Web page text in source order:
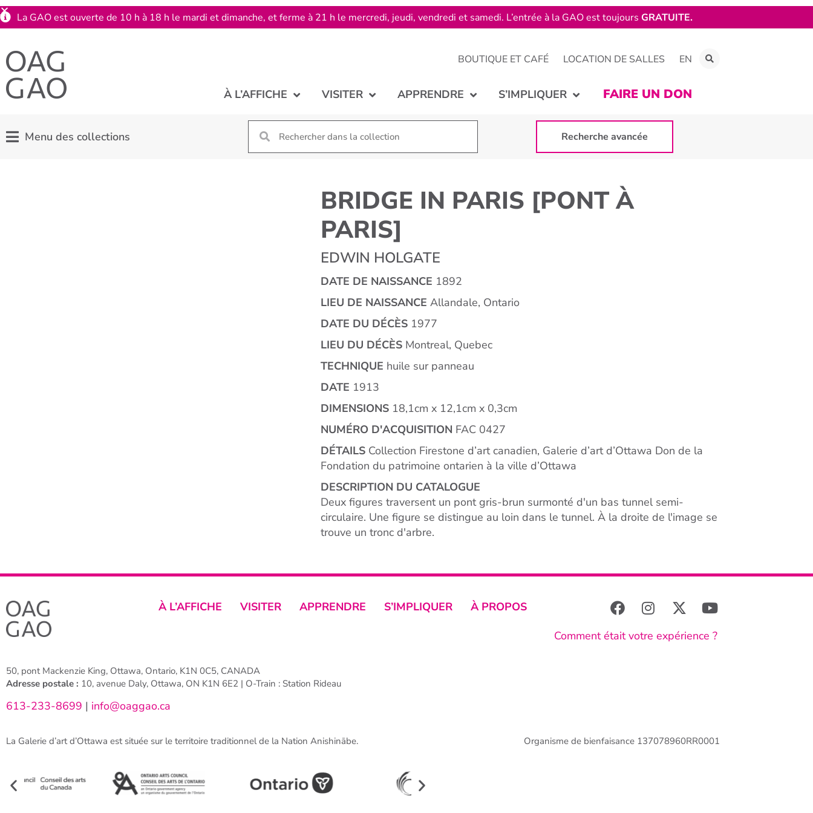
BOUTIQUE ET CAFÉ LOCATION DE SALLES EN
À L’AFFICHE VISITER APPRENDRE S’IMPLIQUER FAIRE UN DON
Menu des collections Recherche avancée
BRIDGE IN PARIS [PONT À
PARIS]
EDWIN HOLGATE
DATE DE NAISSANCE 1892
LIEU DE NAISSANCE Allandale, Ontario
DATE DU DÉCÈS 1977
LIEU DU DÉCÈS Montreal, Quebec
TECHNIQUE huile sur panneau
DATE 1913
DIMENSIONS 18,1cm x 12,1cm x 0,3cm
NUMÉRO D'ACQUISITION FAC 0427
DÉTAILS Collection Firestone d’art canadien, Galerie d’art d’Ottawa Don de la
Fondation du patrimoine ontarien à la ville d’Ottawa
DESCRIPTION DU CATALOGUE
Deux figures traversent un pont gris-brun surmonté d'un bas tunnel semi-
circulaire. Une figure se distingue au loin dans le tunnel. À la droite de l'image se
trouve un tronc d'arbre.
À L’AFFICHE VISITER APPRENDRE S’IMPLIQUER
À PROPOS
Comment était votre expérience ?
50, pont Mackenzie King, Ottawa, Ontario, K1N 0C5, CANADA
Adresse postale : 10, avenue Daly, Ottawa, ON K1N 6E2 | O-Train : Station Rideau
613-233-8699 | info@oaggao.ca
La Galerie d’art d’Ottawa est située sur le territoire traditionnel de la Nation Anishinābe. Organisme de bienfaisance 137078960RR0001
La GAO est ouverte de 10 h à 18 h le mardi et dimanche, et ferme à 21 h le mercredi, jeudi, vendredi et samedi. L’entrée à la GAO est toujours GRATUITE.